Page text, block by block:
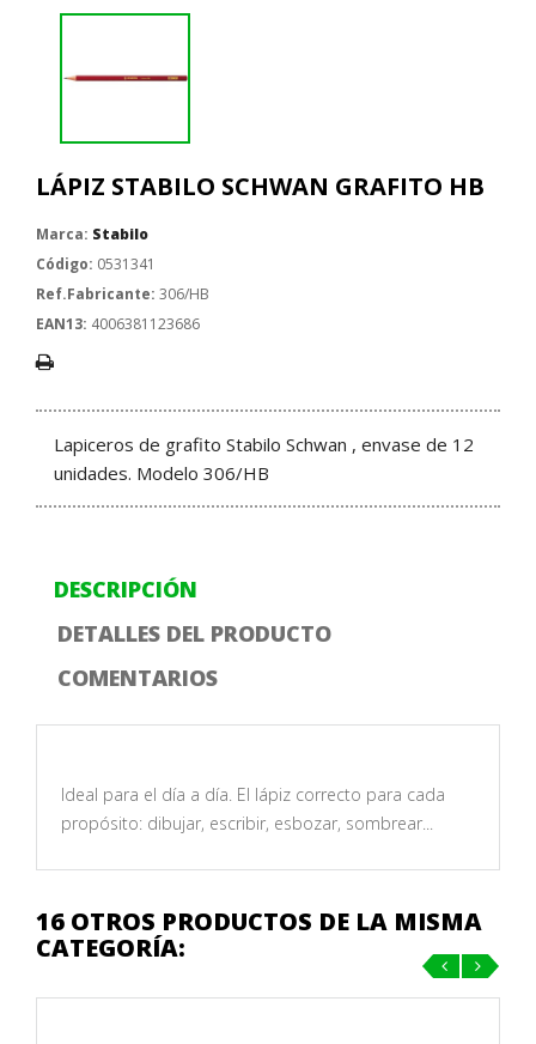
LÁPIZ STABILO SCHWAN GRAFITO HB
Marca: Stabilo
Código: 0531341
Ref.Fabricante: 306/HB
EAN13: 4006381123686
Lapiceros de grafito Stabilo Schwan , envase de 12
unidades. Modelo 306/HB
DESCRIPCIÓN
DETALLES DEL PRODUCTO
COMENTARIOS
Ideal para el día a día. El lápiz correcto para cada
propósito: dibujar, escribir, esbozar, sombrear...
16 OTROS PRODUCTOS DE LA MISMA
CATEGORÍA: